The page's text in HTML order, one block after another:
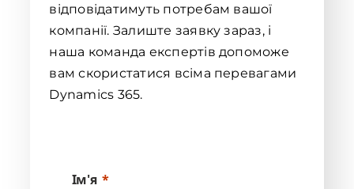
відповідатимуть потребам вашої
компанії. Залиште заявку зараз, і
наша команда експертів допоможе
вам скористатися всіма перевагами
Dynamics 365.
Ім'я